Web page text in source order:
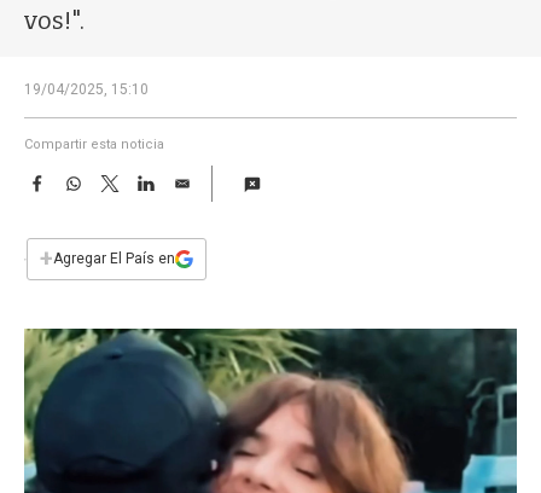
vos!".
19/04/2025, 15:10
Compartir esta noticia
F
e
b
k
W
s
p
T
w
t
L
n
E
i
l
+Agregar El País en